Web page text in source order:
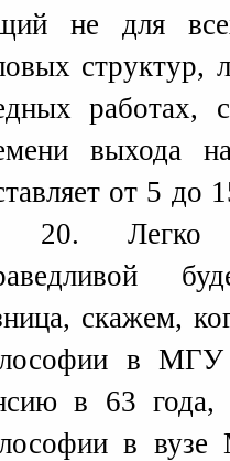
не для
структур,
работах,
выхода
от 5 до
20. Легко
скажем,
в МГУ
в 63 года,
в